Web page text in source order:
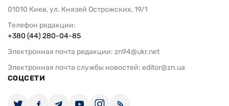
01010 Киев, ул. Князей Острожских, 19/1
Телефон редакции:
+380 (44) 280-04-85
Электронная почта редакции: zn94@ukr.net
Электронная почта службы новостей: editor@zn.ua
СОЦСЕТИ